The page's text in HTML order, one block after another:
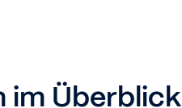
im Überblick